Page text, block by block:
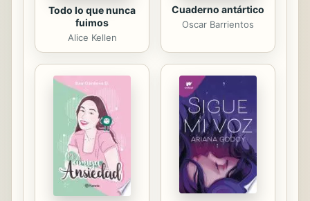
Todo lo que nunca
fuimos
Alice Kellen
Cuaderno antártico
Oscar Barrientos